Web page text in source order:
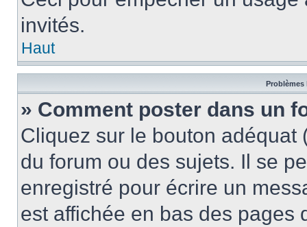
invités.
Haut
Problèmes
» Comment poster dans un
Cliquez sur le bouton
du forum ou des sujets. Il se
enregistré pour écrire un
est affichée en bas des pages